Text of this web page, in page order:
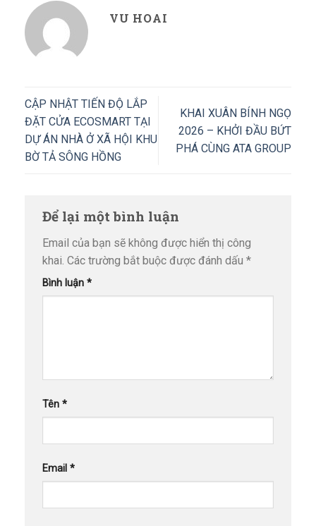
VU HOAI
CẬP NHẬT TIẾN ĐỘ LẮP
ĐẶT CỬA ECOSMART TẠI
DỰ ÁN NHÀ Ở XÃ HỘI KHU
BỜ TẢ SÔNG HỒNG
KHAI XUÂN BÍNH NGỌ
2026 – KHỞI ĐẦU BỨT
PHÁ CÙNG ATA GROUP
Để lại một bình luận
Email của bạn sẽ không được hiển thị công
khai. Các trường bắt buộc được đánh dấu *
Bình luận *
Tên *
Email *